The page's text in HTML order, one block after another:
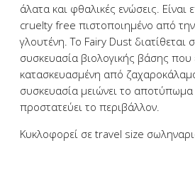
άλατα και φθαλικές ενώσεις. Είναι
cruelty free πιστοποιημένο από την
γλουτένη. Το Fairy Dust διατίθεται
συσκευασία βιολογικής βάσης που
κατασκευασμένη από
συσκευασία μειώνει το
προστατεύει το περιβάλλον.
Κυκλοφορεί σε travel size